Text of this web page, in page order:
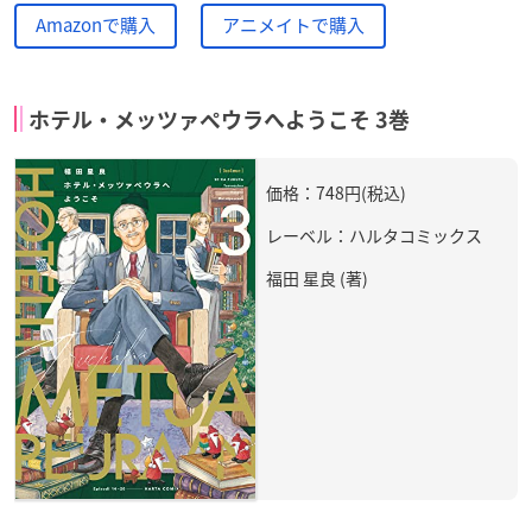
Amazonで購入 アニメイトで購入
ホテル・メッツァペウラへようこそ 3巻
価格：748円(税込)
レーベル：ハルタコミックス
福田 星良 (著)